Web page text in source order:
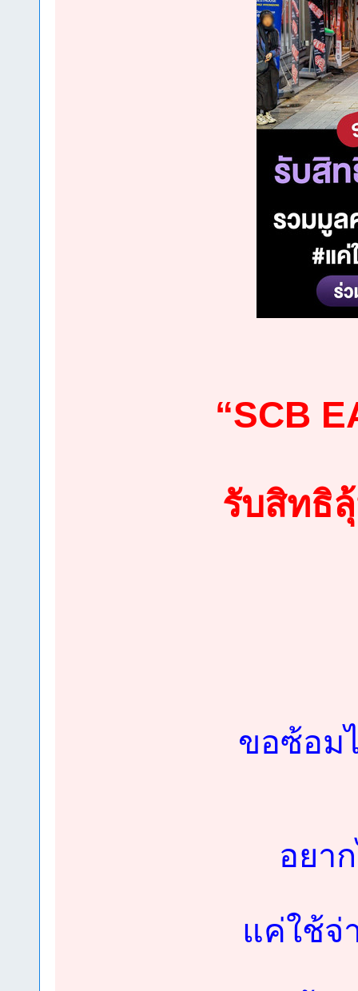
“SCB
รับสิทธิ
ขอซ้อม
อยา
แค่ใช้จ่